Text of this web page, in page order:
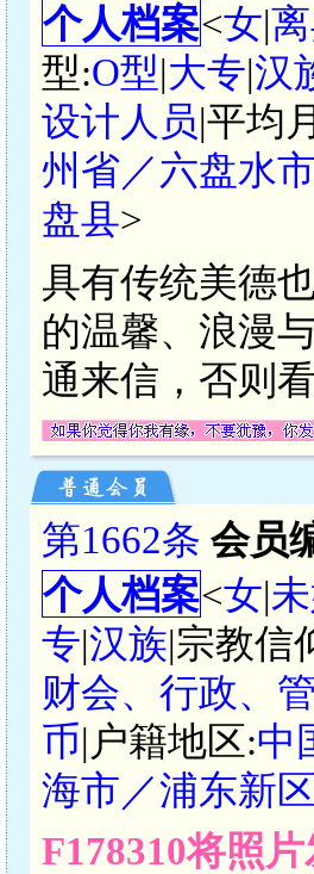
个人档案<女|
型:O型|大专|汉
设计人员|平均
州省／六盘水
盘县>
具有传统美德
的温馨、浪漫
通来信，否则
第1662条 会员
个人档案<女|
专|汉族|宗教信
财会、行政、
币|户籍地区:中
海市／浦东新区
F178310将照